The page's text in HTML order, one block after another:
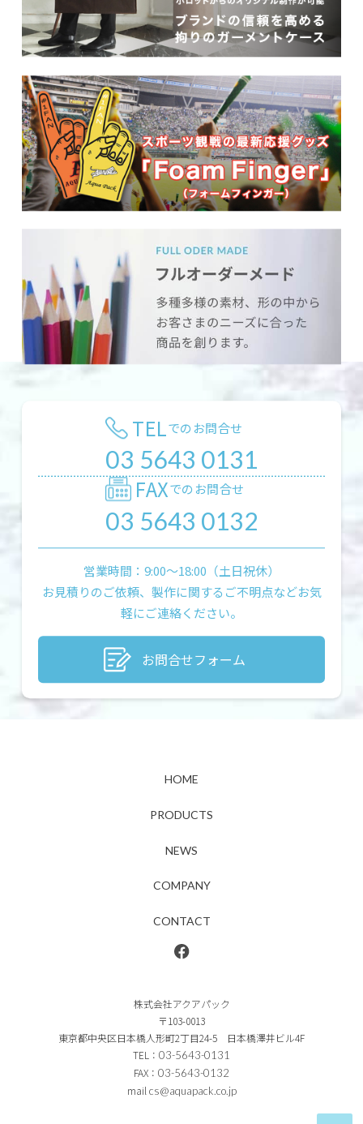
TELでのお問合せ
03 5643 0131
FAXでのお問合せ
03 5643 0132
営業時間：9:00〜18:00（土日祝休）
お見積りのご依頼、製作に関するご不明点などお気
軽にご連絡ください。
お問合せフォーム
株式会社アクアパック
〒103-0013
東京都中央区日本橋人形町2丁目24-5 日本橋澤井ビル4F
TEL： 03-5643-0131
FAX： 03-5643-0132
mail cs@aquapack.co.jp
HOME
PRODUCTS
NEWS
COMPANY
CONTACT